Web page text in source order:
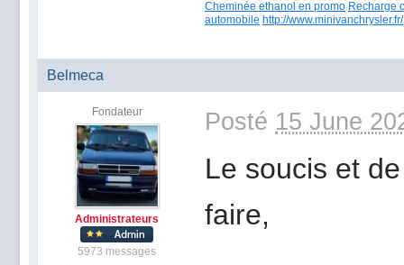
Cheminée ethanol en promo Recharge
automobile http://www.minivanchrysler.fr/
Belmeca
Fondateur
Administrateurs
5973 messages
Posté 15 June
Le soucis et
faire,